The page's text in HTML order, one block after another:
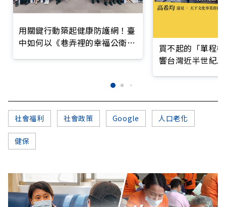
用關鍵行動築起健康防護網！臺
中如何以《巷弄裡的幸福公衛》
買不起的「單程
響台灣近半世紀
社會福利 社會政策 Google 人口老化
健保